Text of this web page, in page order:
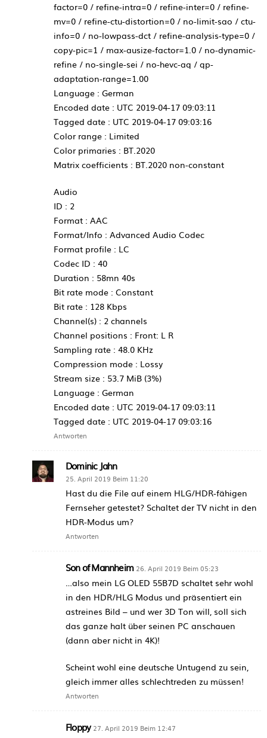
factor=0 / refine-intra=0 / refine-inter=0 / refine-
mv=0 / refine-ctu-distortion=0 / no-limit-sao / ctu-
info=0 / no-lowpass-dct / refine-analysis-type=0 /
copy-pic=1 / max-ausize-factor=1.0 / no-dynamic-
refine / no-single-sei / no-hevc-aq / qp-
adaptation-range=1.00
Language : German
Encoded date : UTC 2019-04-17 09:03:11
Tagged date : UTC 2019-04-17 09:03:16
Color range : Limited
Color primaries : BT.2020
Matrix coefficients : BT.2020 non-constant
Audio
ID : 2
Format : AAC
Format/Info : Advanced Audio Codec
Format profile : LC
Codec ID : 40
Duration : 58mn 40s
Bit rate mode : Constant
Bit rate : 128 Kbps
Channel(s) : 2 channels
Channel positions : Front: L R
Sampling rate : 48.0 KHz
Compression mode : Lossy
Stream size : 53.7 MiB (3%)
Language : German
Encoded date : UTC 2019-04-17 09:03:11
Tagged date : UTC 2019-04-17 09:03:16
Antworten
Dominic Jahn
25. April 2019 Beim 11:20
Hast du die File auf einem HLG/HDR-fähigen
Fernseher getestet? Schaltet der TV nicht in den
HDR-Modus um?
Antworten
Son of Mannheim 26. April 2019 Beim 05:23
…also mein LG OLED 55B7D schaltet sehr wohl
in den HDR/HLG Modus und präsentiert ein
astreines Bild – und wer 3D Ton will, soll sich
das ganze halt über seinen PC anschauen
(dann aber nicht in 4K)!
Scheint wohl eine deutsche Untugend zu sein,
gleich immer alles schlechtreden zu müssen!
Antworten
Floppy 27. April 2019 Beim 12:47